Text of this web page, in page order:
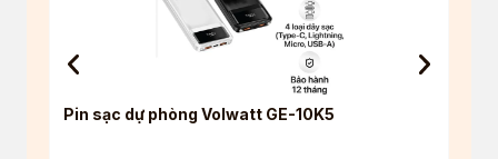
Pin sạc dự phòng Volwatt GE-10K5